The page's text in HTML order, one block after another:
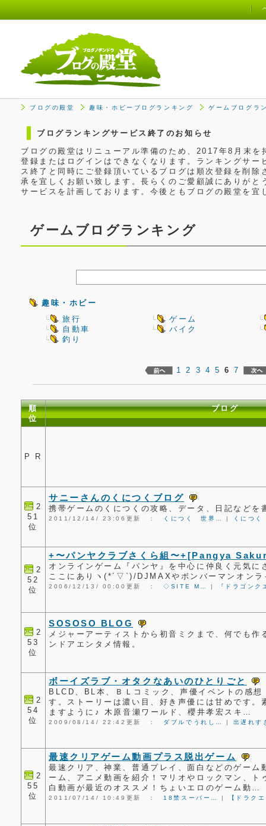
ブログの殿堂 趣味・ホビーブログランキング ゲームブログラ
ブログランキングサービス終了のお知らせ
ブログの殿堂はリニューアル準備のため、2017年8月末
登録またはログインはできなくなります。ランキングサ
ス終了と同時にご登録頂いているブログは順次登録を削
承を宜しくお願い致します。長らくのご愛顧誠にありが
サービスを計画しております。今後ともブログの殿堂を宜
ゲームブログランキング
趣味・ホビー
旅行
ゲーム
自動車
バイク
釣り
1 2 3 4 5 6 7
順
位
ブログ
P R
2
51
位
サニーさんのくにつくブログ
携帯ゲームのくにつくの攻略、データ、日記などを
2011/12/14/ 23:06更新 ： くにつく 世界… | くにつ
2
52
位
+〜パンヤクラブさくら組〜+[Pangya
オンラインゲーム『パンヤ』を中心に仲良く元気
ここにありヽ(*´▽`)/DJMAXやボンバーマンオンラ
2006/12/13/ 00:00更新 ：◇SITE M… | 『ドラゴン
2
53
位
SOSOSO BLOG
メジャーアーティストから初音ミクまで、何でも
ンドアエンタメ情報。
2
54
位
ボーイズラブ・オタクなあいのひとりごと
BLCD、BL本、ＢＬコミック、声優イベントの感
す。ストーリーは濃い目、好き声優には甘めです
ますように♪ 木原音瀬ワールド、櫻井孝宏スキ…
2009/08/14/ 22:42更新 ： ダブルでうれし… | 出遅れ
2
55
位
最速クリアゲーム動画プラス脱出ゲーム
最速クリア、神業、普通プレイ、面白などのゲーム
ーム、アニメ動画を紹介！マリオやロックマン、
白動画が最近のオススメ！ちょいエロのゲーム動…
2011/07/14/ 10:49更新 ： 18禁スーパー… | 【ドラク